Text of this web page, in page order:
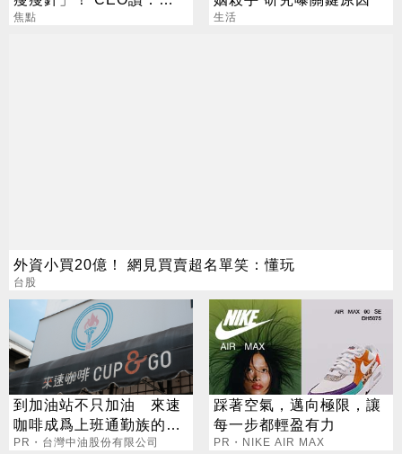
項值得的投資
焦點 生活
外資小買20億！ 網見買賣超名單笑：懂玩
台股
到加油站不只加油 來速
咖啡成爲上班通勤族的新
選擇
PR・台灣中油股份有限公司
踩著空氣，邁向極限，讓
每一步都輕盈有力
PR・NIKE AIR MAX